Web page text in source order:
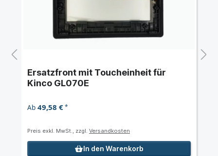
Ersatzfront mit Toucheinheit für
Kinco GL070E
Ab 49,58 €*
Preis exkl. MwSt., zzgl. Versandkosten
In den Warenkorb